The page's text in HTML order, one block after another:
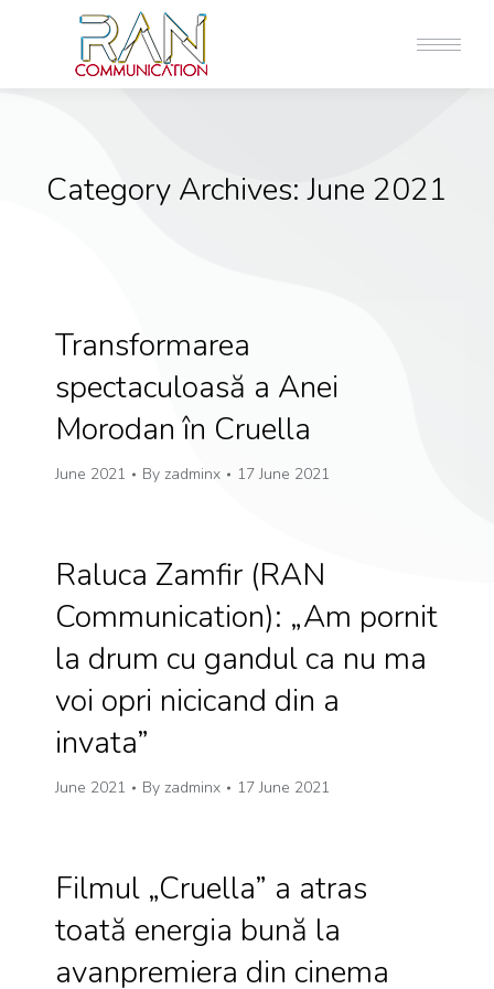
Category Archives:June 2021
Transformarea
spectaculoasă a Anei
Morodan în Cruella
June 2021 By zadminx 17 June 2021
Raluca Zamfir (RAN
Communication): „Am pornit
la drum cu gandul ca nu ma
voi opri nicicand din a
invata”
June 2021 By zadminx 17 June 2021
Filmul „Cruella” a atras
toată energia bună la
avanpremiera din cinema